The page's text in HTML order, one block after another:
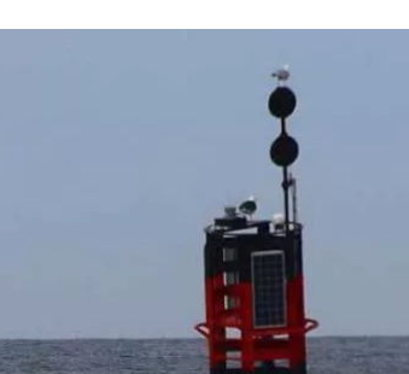
Météo Marine
Fêtes maritimes Brest
Environnement